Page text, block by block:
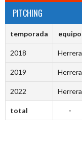
PITCHING
temporada equipo
2018 Herrera
2019 Herrera
2022 Herrera
total -